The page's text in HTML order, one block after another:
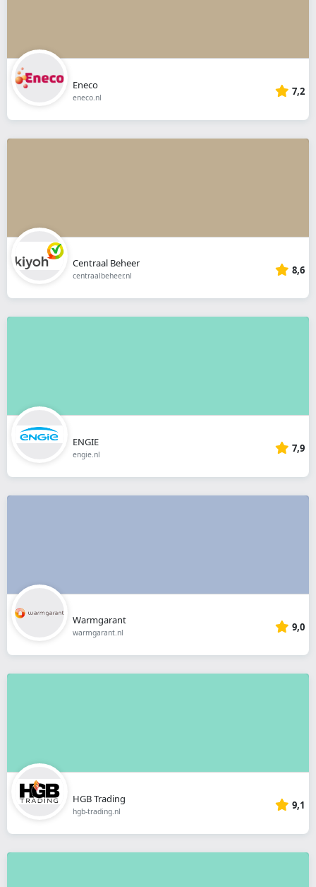
Eneco
eneco.nl 7,2
Centraal Beheer
centraalbeheer.nl 8,6
ENGIE
engie.nl 7,9
Warmgarant
warmgarant.nl 9,0
HGB Trading
hgb-trading.nl 9,1